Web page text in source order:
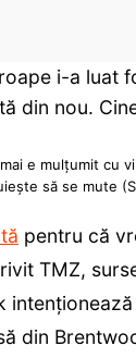
e mulțumit cu
să se mute
pentru că
TMZ,
din